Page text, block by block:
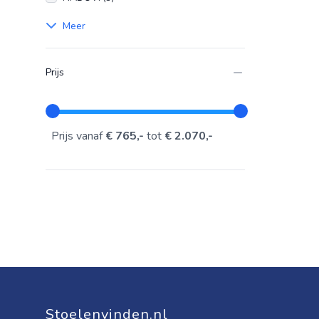
Meer
Prijs
Prijs vanaf€ 765,- tot € 2.070,-
Stoelenvinden.nl